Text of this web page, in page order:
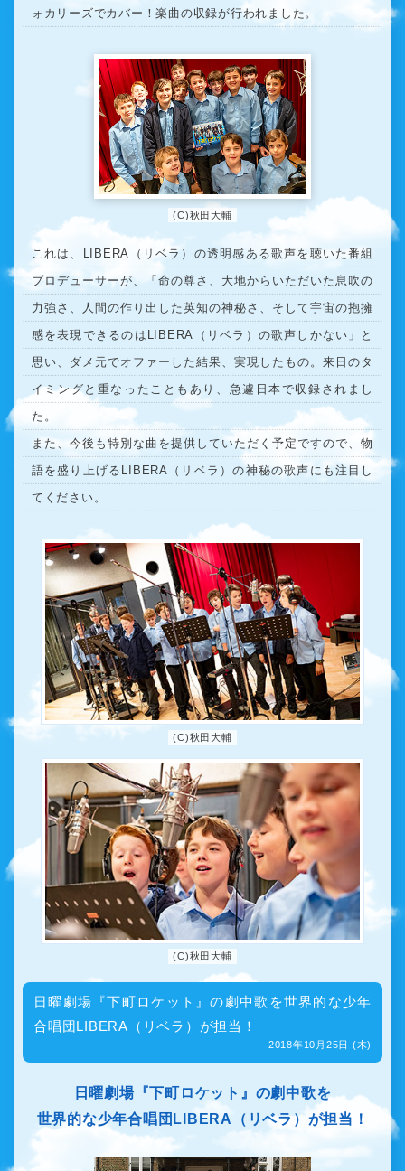
ォカリーズでカバー！楽曲の収録が行われました。
(C)秋田大輔
これは、LIBERA（リベラ）の透明感ある歌声を聴いた番組
プロデューサーが、「命の尊さ、大地からいただいた息吹の
力強さ、人間の作り出した英知の神秘さ、そして宇宙の抱擁
感を表現できるのはLIBERA（リベラ）の歌声しかない」と
思い、ダメ元でオファーした結果、実現したもの。来日のタ
イミングと重なったこともあり、急遽日本で収録されまし
た。
また、今後も特別な曲を提供していただく予定ですので、物
語を盛り上げるLIBERA（リベラ）の神秘の歌声にも注目し
てください。
(C)秋田大輔
(C)秋田大輔
日曜劇場『下町ロケット』の劇中歌を世界的な少年
合唱団LIBERA（リベラ）が担当！
2018年10月25日 (木)
日曜劇場『下町ロケット』の劇中歌を
世界的な少年合唱団LIBERA（リベラ）が担当！